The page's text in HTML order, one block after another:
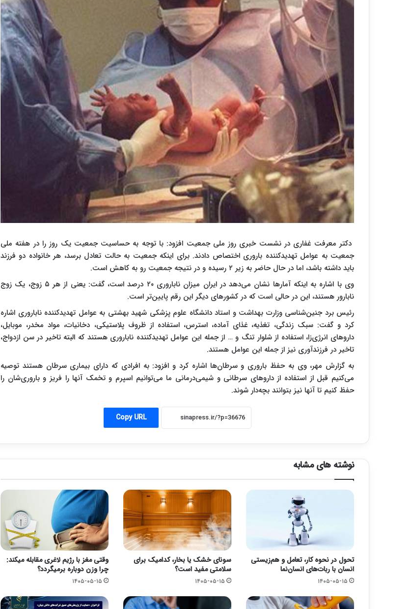
دکتر معرفت غفاری در نشست خبری روز ملی جمعیت افزود: با توجه به حساسیت جمعیت یک روز را در هفته ملی
جمعیت به عوامل تهدیدکننده باروری اختصاص دادند. برای اینکه جمعیت به حالت تعادل برسد، هر خانواده دو فرزند
باید داشته باشد، اما در حال حاضر به زیر ۲ رسیده و در نتیجه جمعیت رو به کاهش است.
وی با اشاره به اینکه آمارها نشان می‌دهد در ایران میزان ناباروری ۲۰ درصد است، گفت: یعنی از هر ۵ زوج، یک زوج
نابارور هستند، این در حالی است که در کشورهای دیگر این رقم پایین‌تر است.
رئیس برد جنین‌شناسی وزارت بهداشت و استاد دانشگاه علوم پزشکی شهید بهشتی به عوامل تهدیدکننده ناباروری اشاره
کرد و گفت: سبک زندگی، تغذیه، غذای آماده، استرس، استفاده از ظروف پلاستیکی، دخانیات، مواد مخدر، موبایل،
داروهای انرژی‌زا، استفاده از شلوار تنگ و … از جمله این عوامل تهدیدکننده ناباروری هستند که البته تاخیر در سن ازدواج،
تاخیر در فرزندآوری نیز از جمله این عوامل هستند.
به گزارش مهر، وی به حفظ باروری و سرطان‌ها اشاره کرد و افزود: به افرادی که دارای بیماری سرطان هستند توصیه
می‌کنیم قبل از استفاده از داروهای سرطانی و شیمی‌درمانی ما می‌توانیم اسپرم و تخمک آنها را فریز و باروری‌شان را
حفظ کنیم تا آنها نیز بتوانند بچه‌دار شوند.
Copy URL
نوشته های مشابه
تحول در نحوه کار، تعامل و هم‌زیستی
انسان با ربات‌های انسان‌نما
۱۴۰۵-۰۵-۱۵
سونای خشک یا بخار، کدامیک برای
سلامتی مفید است؟
۱۴۰۵-۰۵-۱۵
وقتی مغز با رژیم لاغری مقابله میکند:
چرا وزن دوباره برمیگردد؟
۱۴۰۵-۰۵-۱۵